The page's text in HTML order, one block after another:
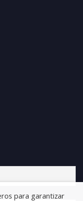
para garantizar